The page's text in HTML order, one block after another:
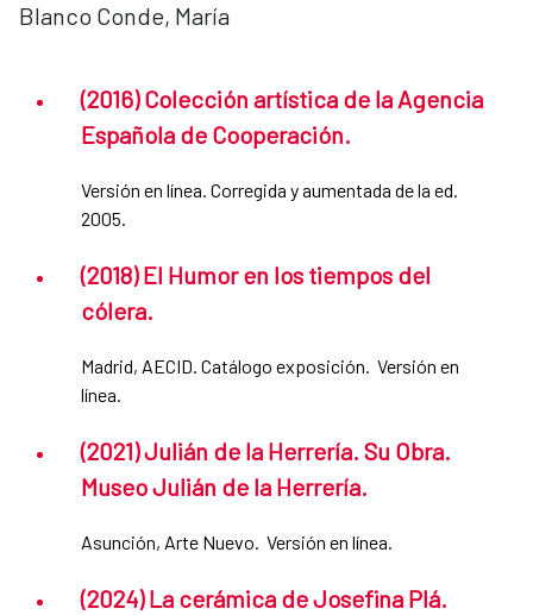
Blanco Conde, María
(2016) Colección artística de la Agencia
Española de Cooperación.
Versión en línea. Corregida y aumentada de la ed.
2005.
(2018) El Humor en los tiempos del
cólera.
Madrid, AECID. Catálogo exposición. Versión en
línea.
(2021) Julián de la Herrería. Su Obra.
Museo Julián de la Herrería.
Asunción, Arte Nuevo. Versión en línea.
(2024) La cerámica de Josefina Plá.